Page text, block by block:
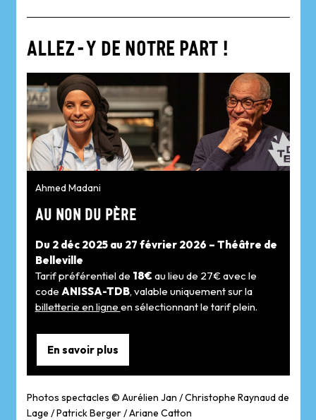
ALLEZ-Y DE NOTRE PART !
Ahmed Madani
AU NON DU PÈRE
Du 2 déc 2025 au 27 février 2026 – Théâtre de
Belleville
Tarif préférentiel de 18€au lieu de 27€ avec le
code ANISSA-TDB, valable uniquement sur la
billetterie en ligne en sélectionnant le tarif plein.
En savoir plus
Photos spectacles © Aurélien Jan / Christophe Raynaud de
Lage / Patrick Berger / Ariane Catton